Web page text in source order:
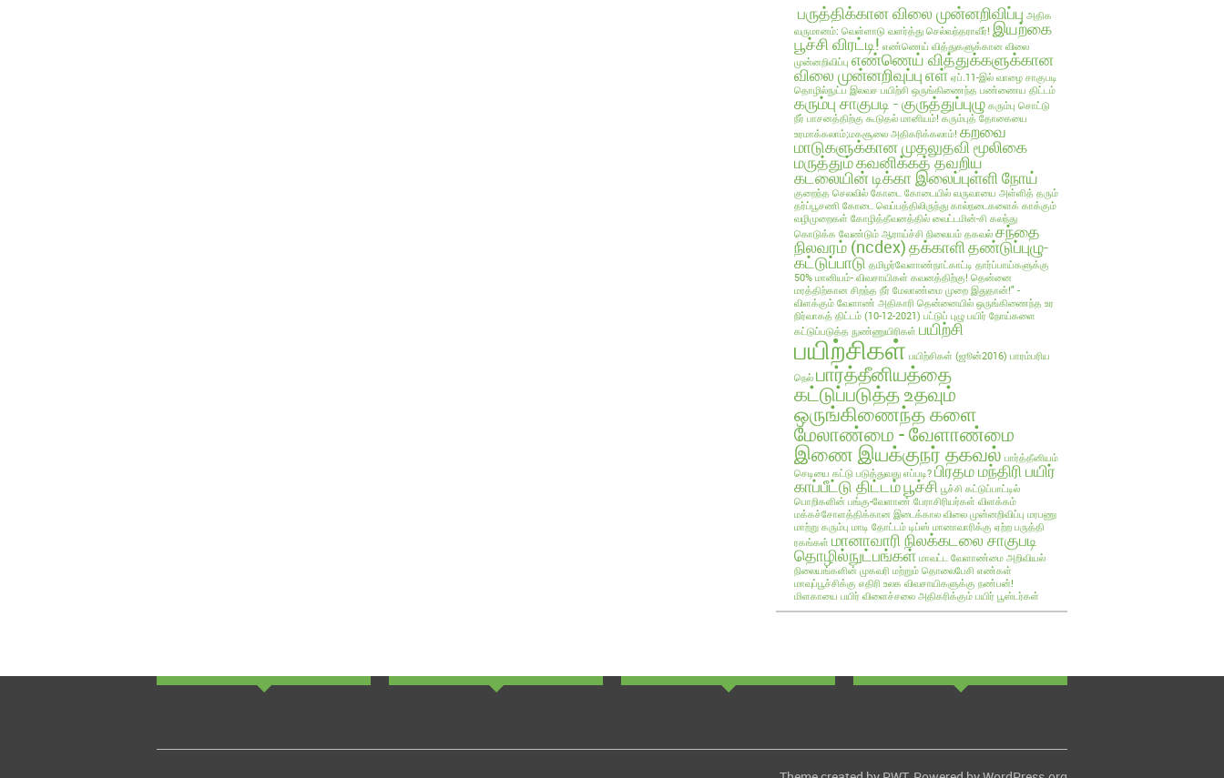
பருத்திக்கான விலை முன்னறிவிப்பு அதிக
வருமானம்: வெள்ளாடு வளர்த்து செல்வந்தராவீர்! இயற்கை
பூச்சி விரட்டி! எண்ணெய் வித்துகளுக்கான விலை
முன்னறிவிப்பு எண்ணெய் வித்துக்களுக்கான
விலை முன்னறிவுப்புஎள் ஏப்.11-இல் வாழை சாகுபடி
தொழில்நுட்ப இலவச பயிற்சி ஒருங்கிணைந்த பண்ணைய திட்டம்
கரும்பு சாகுபடி - குருத்துப்புழு கரும்பு சொட்டு
நீர் பாசனத்திற்கு கூடுதல் மானியம்! கரும்புத் தோகையை
உரமாக்கலாம்;மகசூலை அதிகரிக்கலாம்! கறவை
மாடுகளுக்கான முதலுதவி மூலிகை
மருத்தும்கவனிக்கத் தவறிய
கடலையின் டிக்கா இலைப்புள்ளி நோய்
குறைந்த செலவில் கோடை கோடையில் வருவாயை அள்ளித் தரும்
தர்ப்பூசணி கோடை வெப்பத்திலிருந்து கால்நடைகளைக் காக்கும்
வழிமுறைகள் கோழித்தீவனத்தில் வைட்டமின்-சி கலந்து
கொடுக்க வேண்டும் ஆராய்ச்சி நிலையம் தகவல் சந்தை
நிலவரம் (ncdex)தக்காளிதண்டுப்புழு-
கட்டுப்பாடு தமிழர்வேளாண்நாட்காட்டி தார்ப்பாய்களுக்கு
50% மானியம்- விவசாயிகள் கவனத்திற்கு! தென்னை
மரத்திற்கான சிறந்த நீர் மேலாண்மை முறை இதுதான்!" -
விளக்கும் வேளாண் அதிகாரி தென்னையில் ஒருங்கிணைந்த உர
நிர்வாகத் திட்டம் (10-12-2021) பட்டுப் புழு பயிர் நோய்களை
கட்டுப்படுத்த நுண்ணுயிரிகள் பயிற்சி
பயிற்சிகள் பயிற்சிகள் (ஜூன்2016) பாரம்பரிய
நெல் பார்த்தீனியத்தை
கட்டுப்படுத்த உதவும்
ஒருங்கிணைந்த களை
மேலாண்மை - வேளாண்மை
இணை இயக்குநர் தகவல் பார்த்தீனியம்
செடியை கட்டு படுத்துவது எப்படி? பிரதம மந்திரி பயிர்
காப்பீட்டு திட்டம்பூச்சி பூச்சி கட்டுப்பாட்டில்
பொறிகளின் பங்கு-வேளாண் பேராசிரியர்கள் விளக்கம்
மக்கச்சோளத்திக்கான இடைக்கால விலை முன்னறிவிப்பு மரபணு
மாற்று கரும்பு மாடி தோட்டம் டிப்ஸ் மானாவாரிக்கு ஏற்ற பருத்தி
ரகங்கள் மானாவாரி நிலக்கடலை சாகுபடி
தொழில்நுட்பங்கள் மாவட்ட வேளாண்மை அறிவியல்
நிலையங்களின் முகவரி மற்றும் தொலைபேசி எண்கள்
மாவுப்பூச்சிக்கு எதிரி உலக விவசாயிகளுக்கு நண்பன்!
மிளகாயை பயிர் விளைச்சலை அதிகரிக்கும் பயிர் பூஸ்டர்கள்